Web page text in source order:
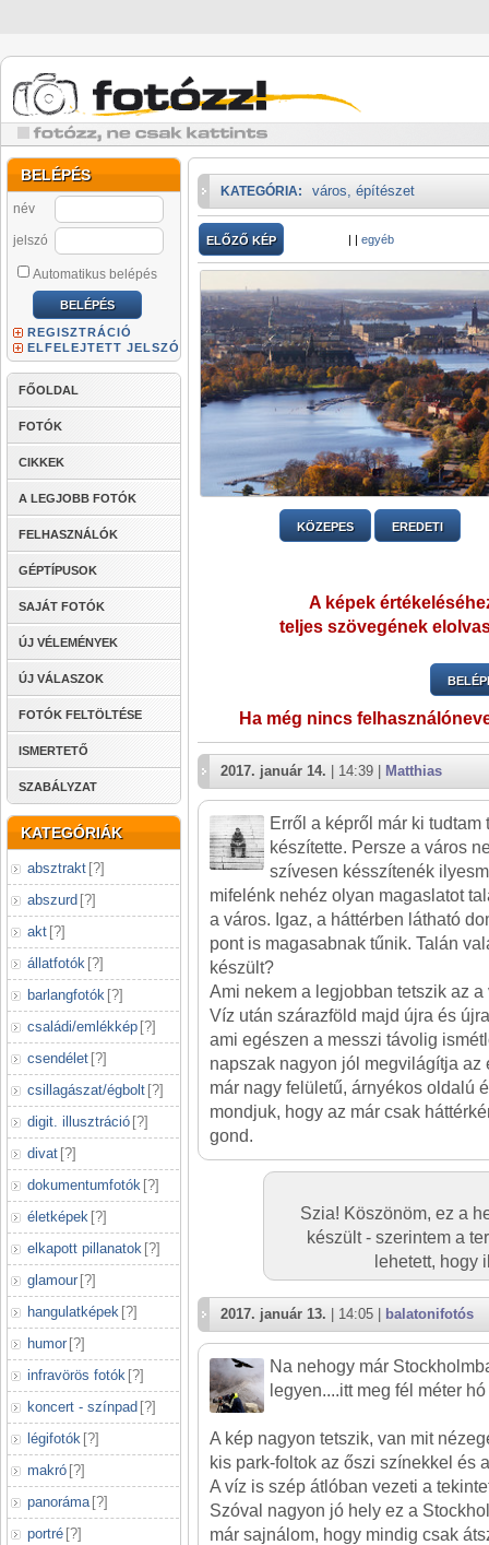
BELÉPÉS
név
jelszó
Automatikus belépés
REGISZTRÁCIÓ
ELFELEJTETT JELSZÓ
FŐOLDAL
FOTÓK
CIKKEK
A LEGJOBB FOTÓK
FELHASZNÁLÓK
GÉPTÍPUSOK
SAJÁT FOTÓK
ÚJ VÉLEMÉNYEK
ÚJ VÁLASZOK
FOTÓK FELTÖLTÉSE
ISMERTETŐ
SZABÁLYZAT
KATEGÓRIÁK
absztrakt [?]
abszurd [?]
akt [?]
állatfotók [?]
barlangfotók [?]
családi/emlékkép [?]
csendélet [?]
csillagászat/égbolt [?]
digit. illusztráció [?]
divat [?]
dokumentumfotók [?]
életképek [?]
elkapott pillanatok [?]
glamour [?]
hangulatképek [?]
humor [?]
infravörös fotók [?]
koncert - színpad [?]
légifotók [?]
makró [?]
panoráma [?]
portré [?]
KATEGÓRIA: város, építészet
ELŐZŐ KÉP | | egyéb
KÖZEPES EREDETI
A képek
teljes szövegének
Ha még nincs
2017. január 14. | 14:39 | Matthias
Erről a képről már ki tudtam
készítette. Persze a város
szívesen késszítenék
mifelénk nehéz olyan magaslatot
a város. Igaz, a háttérben látható
pont is magasabnak tűnik. Talán
készült?
Ami nekem a legjobban tetszik az
Víz után szárazföld majd újra és
ami egészen a messzi távolig
napszak nagyon jól megvilágítja az
már nagy felületű, árnyékos oldalú
mondjuk, hogy az már csak
gond.
Szia! Köszönöm, ez a
készült - szerintem a
lehetett, hogy
2017. január 13. | 14:05 | balatonifotós
Na nehogy már
legyen....itt meg fél méter
A kép nagyon tetszik, van mit
kis park-foltok az őszi színekkel és
A víz is szép átlóban vezeti a
Szóval nagyon jó hely ez a
már sajnálom, hogy mindig csak